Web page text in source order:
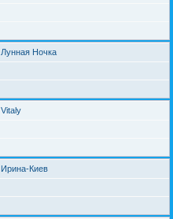
Лунная Ночка
Vitaly
Ирина-Киев